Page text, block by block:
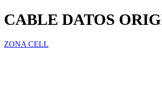
CABLE DATOS
ZONA CELL